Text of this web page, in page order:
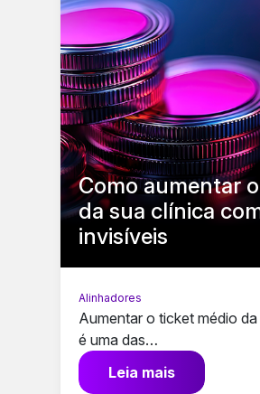
Como aumentar
da sua clínica
invisíveis
Alinhadores
Aumentar o ticket médio
é uma das…
Leia mais